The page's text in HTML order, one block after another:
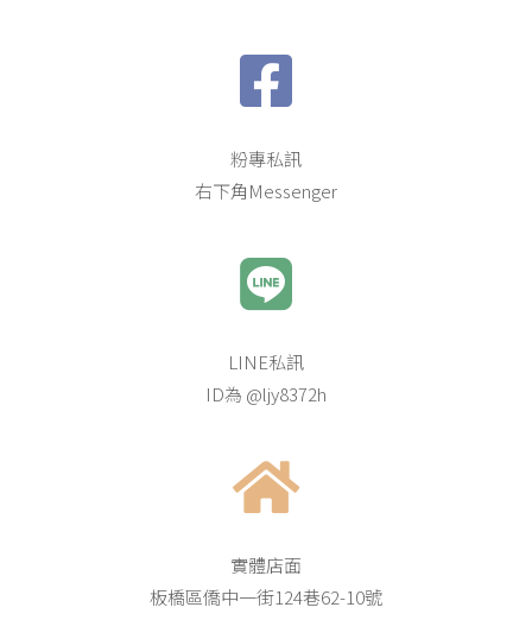
粉專私訊
右下角Messenger
LINE私訊
ID為 @ljy8372h
實體店面
板橋區僑中一街124巷62-10號